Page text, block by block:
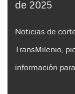
de 2025
Noticias de
TransMilenio,
información